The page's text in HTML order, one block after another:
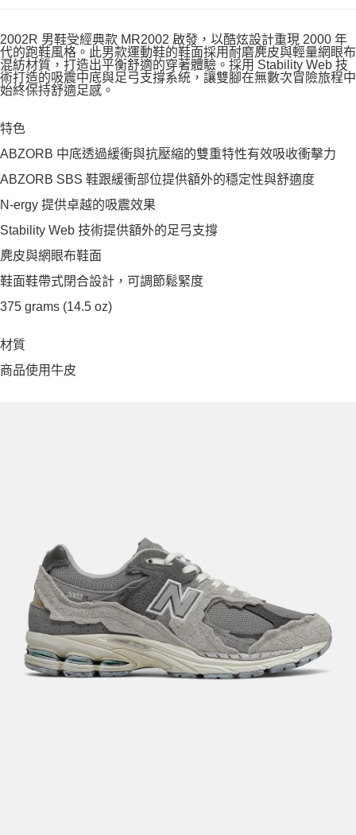
2002R 男鞋受經典款 MR2002 啟發，以酷炫設計重現 2000 年
代的跑鞋風格。此男款運動鞋的鞋面採用耐磨麂皮與輕量網眼布
混紡材質，打造出平衡舒適的穿著體驗。採用 Stability Web 技
術打造的吸震中底與足弓支撐系統，讓雙腳在無數次冒險旅程中
始終保持舒適足感。
特色
ABZORB 中底透過緩衝與抗壓縮的雙重特性有效吸收衝擊力
ABZORB SBS 鞋跟緩衝部位提供額外的穩定性與舒適度
N-ergy 提供卓越的吸震效果
Stability Web 技術提供額外的足弓支撐
麂皮與網眼布鞋面
鞋面鞋帶式閉合設計，可調節鬆緊度
375 grams (14.5 oz)
材質
商品使用牛皮